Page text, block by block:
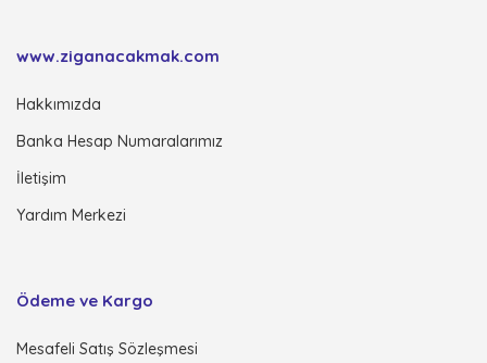
www.ziganacakmak.com
Hakkımızda
Banka Hesap Numaralarımız
İletişim
Yardım Merkezi
Ödeme ve Kargo
Mesafeli Satış Sözleşmesi